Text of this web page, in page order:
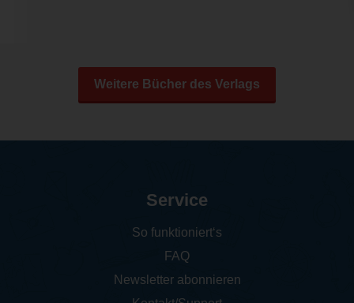
Weitere Bücher des Verlags
Service
So funktioniert‘s
FAQ
Newsletter abonnieren